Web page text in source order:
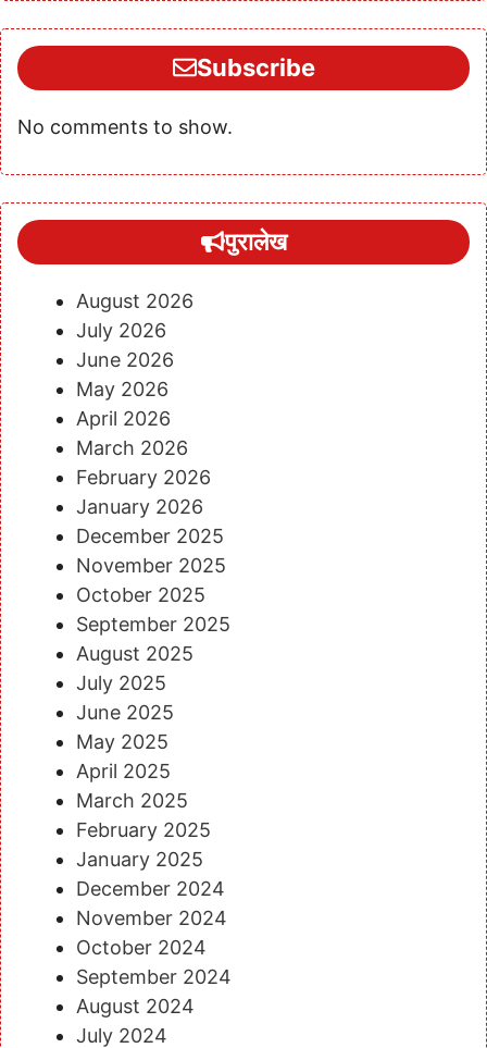
Subscribe
No comments to show.
पुरालेख
August 2026
July 2026
June 2026
May 2026
April 2026
March 2026
February 2026
January 2026
December 2025
November 2025
October 2025
September 2025
August 2025
July 2025
June 2025
May 2025
April 2025
March 2025
February 2025
January 2025
December 2024
November 2024
October 2024
September 2024
August 2024
July 2024